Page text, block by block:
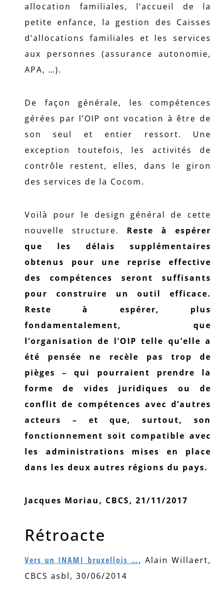
allocation familiales, l’accueil de la
petite enfance, la gestion des Caisses
d’allocations familiales et les services
aux personnes (assurance autonomie,
APA, …).
De façon générale, les compétences
gérées par l’OIP ont vocation à être de
son seul et entier ressort. Une
exception toutefois, les activités de
contrôle restent, elles, dans le giron
des services de la Cocom.
Voilà pour le design général de cette
nouvelle structure. Reste à espérer
que les délais supplémentaires
obtenus pour une reprise effective
des compétences seront suffisants
pour construire un outil efficace.
Reste à espérer, plus
fondamentalement, que
l’organisation de l’OIP telle qu’elle a
été pensée ne recèle pas trop de
pièges – qui pourraient prendre la
forme de vides juridiques ou de
conflit de compétences avec d’autres
acteurs – et que, surtout, son
fonctionnement soit compatible avec
les administrations mises en place
dans les deux autres régions du pays.
Jacques Moriau, CBCS, 21/11/2017
Rétroacte
Vers un INAMI bruxellois …, Alain Willaert,
CBCS asbl, 30/06/2014